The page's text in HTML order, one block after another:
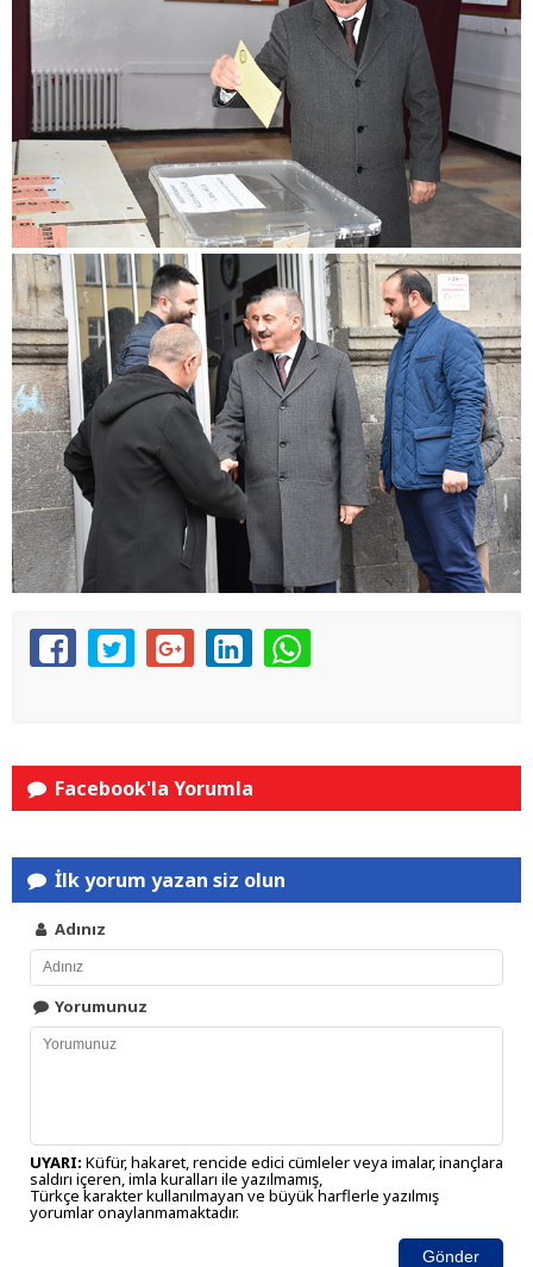
Facebook'la Yorumla
İlk yorum yazan siz olun
Adınız
Yorumunuz
UYARI: Küfür, hakaret, rencide edici cümleler veya imalar, inançlara
saldırı içeren, imla kuralları ile yazılmamış,
Türkçe karakter kullanılmayan ve büyük harflerle yazılmış
yorumlar onaylanmamaktadır.
Gönder